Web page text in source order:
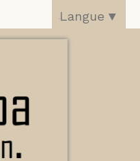
Langue ▼